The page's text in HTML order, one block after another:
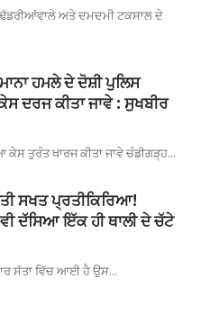
ਅਤੇ ਦਮਦਮੀ ਟਕਸਾਲ ਦੇ
ਹਮਲੇ ਦੇ ਦੋਸ਼ੀ ਪੁਲਿਸ
ਦਰਜ ਕੀਤਾ ਜਾਵੇ : ਸੁਖਬੀਰ
ਤੁਰੰਤ ਖਾਰਜ ਕੀਤਾ ਜਾਵੇ ਚੰਡੀਗੜ੍ਹ…
ਸਖਤ ਪ੍ਰਤੀਕਿਰਿਆ!
ਦੱਸਿਆ ਇੱਕ ਹੀ ਥਾਲੀ ਦੇ ਚੱਟੇ
ਸੱਤਾ ਵਿੱਚ ਆਈ ਹੈ ਉਸ…